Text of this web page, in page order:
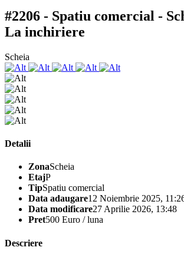
#2206 - Spatiu comercial -
La inchiriere
Scheia
Detalii
ZonaScheia
EtajP
TipSpatiu comercial
Data adaugare12 Noiembrie 2025,
Data modificare27 Aprilie 2026, 13:48
Pret500 Euro / luna
Descriere